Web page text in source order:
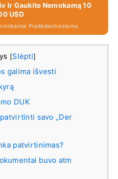
Ir Gaukite Nemokamą 10
USD
Pradedantiesiems
[Slėpti]
galima išvesti
DUK
savo „Der
patvirtinimas?
buvo atm